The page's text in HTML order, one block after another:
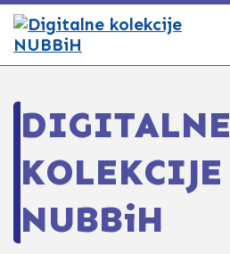
DIGITALNE
KOLEKCIJE
NUBBiH